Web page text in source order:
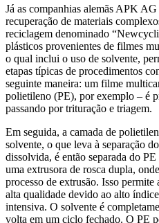
Já as companhias alemãs APK
recuperação de materiais
reciclagem denominado
plásticos provenientes de filmes
o qual inclui o uso de solvente,
etapas típicas de procedimentos
seguinte maneira: um filme
polietileno (PE), por exemplo – é
passando por trituração e triagem.
Em seguida, a camada de
solvente, o que leva à separação
dissolvida, é então separada do
uma extrusora de rosca dupla,
processo de extrusão. Isso permite
alta qualidade devido ao alto
intensiva. O solvente é
volta em um ciclo fechado. O PE